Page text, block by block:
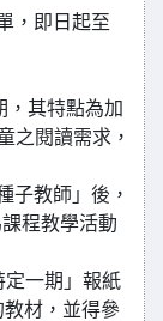
，即日起至
，其特點為加
之閱讀需求，
子教師」後，
程教學活動
定一期」報紙
材，並得參